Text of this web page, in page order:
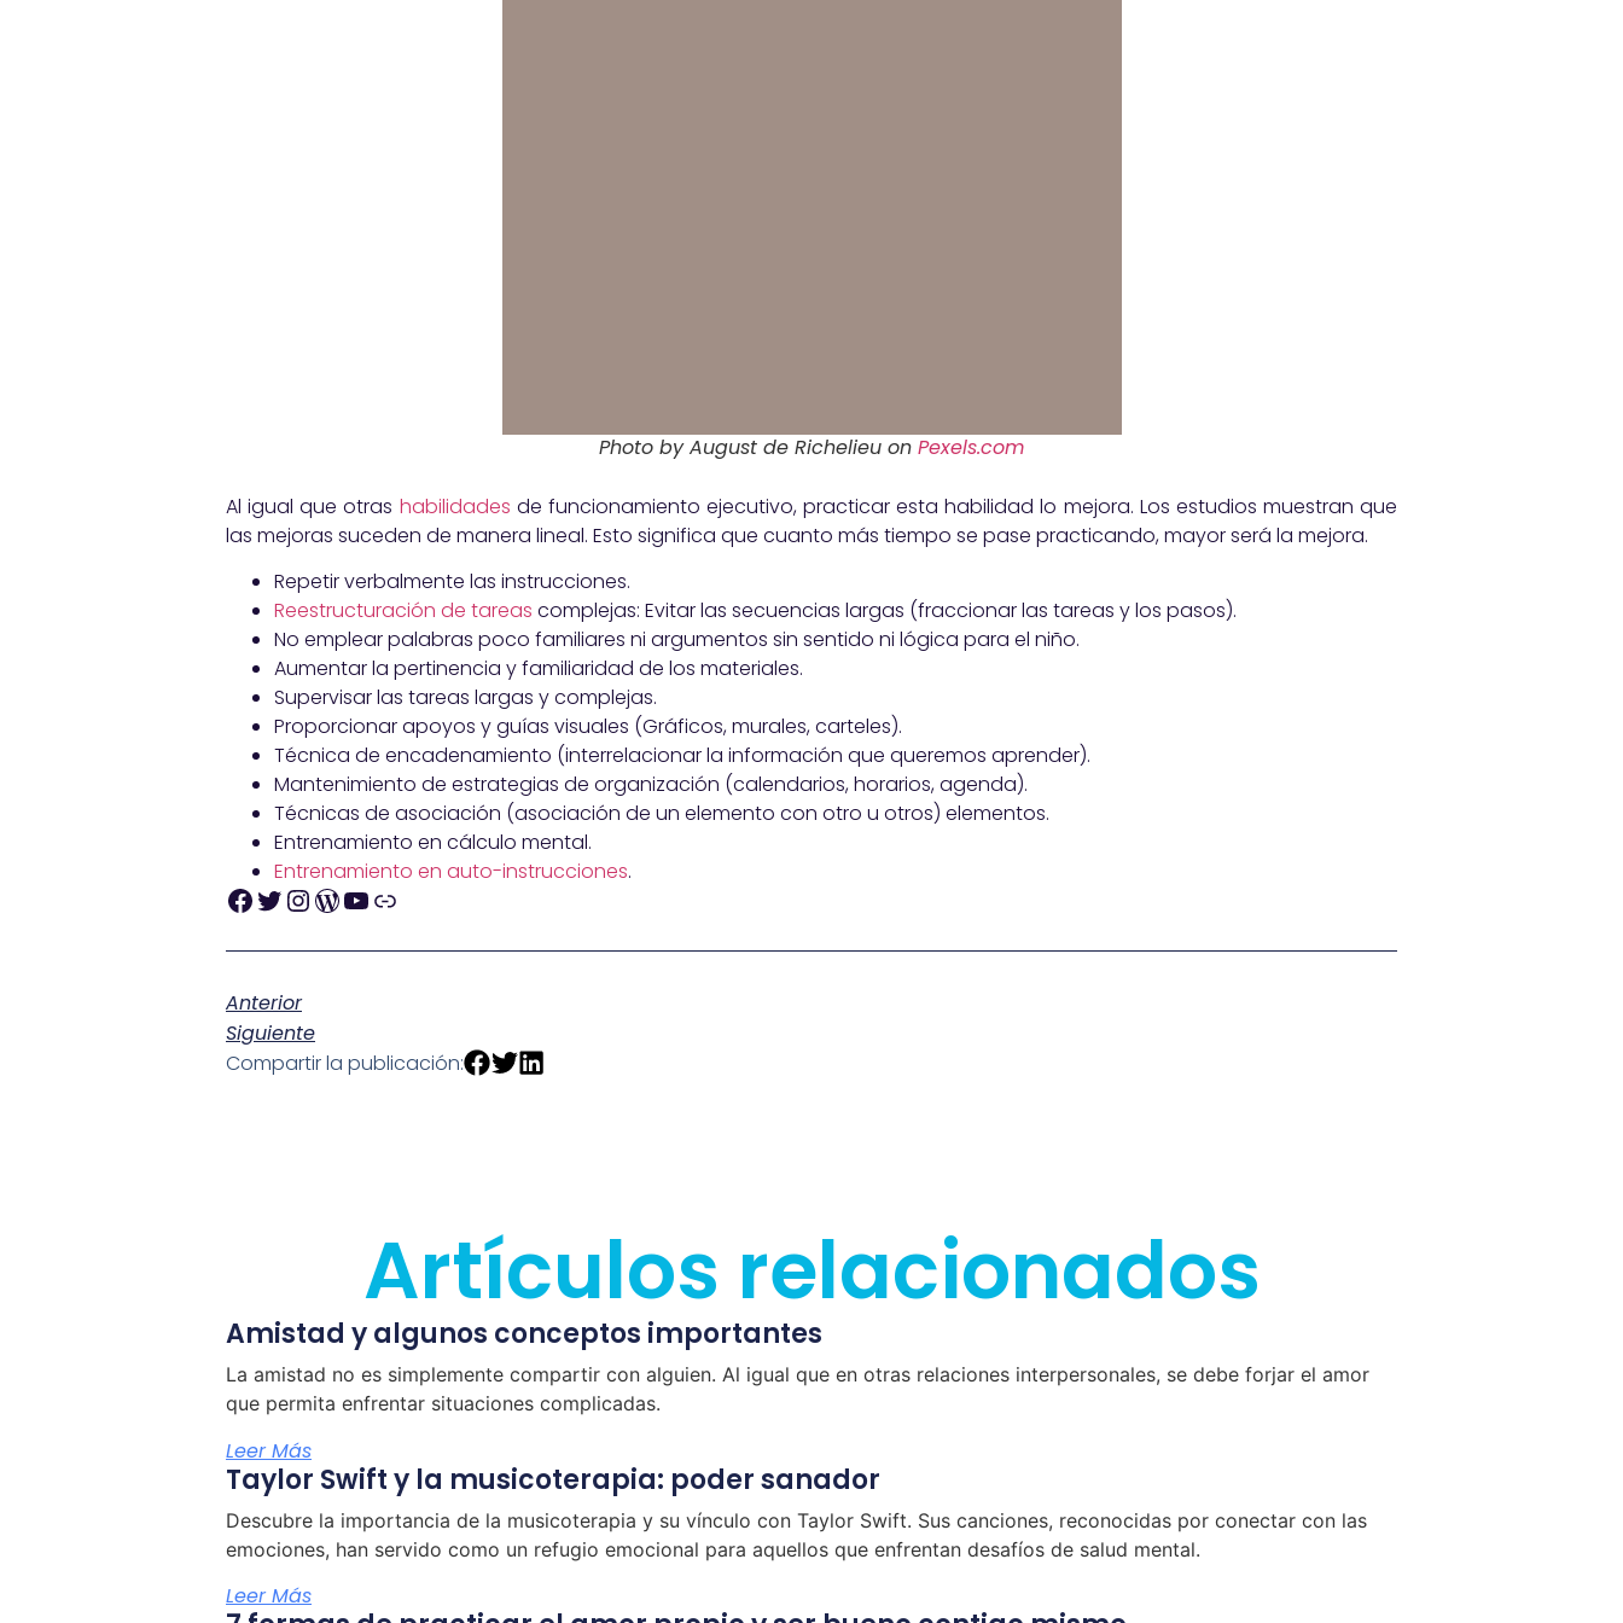
Photo by August de Richelieu on Pexels.com
Al igual que otras habilidades de funcionamiento ejecutivo, practicar esta habilidad lo mejora. Los estudios muestran que
las mejoras suceden de manera lineal. Esto significa que cuanto más tiempo se pase practicando, mayor será la mejora.
Repetir verbalmente las instrucciones.
Reestructuración de tareas complejas: Evitar las secuencias largas (fraccionar las tareas y los pasos).
No emplear palabras poco familiares ni argumentos sin sentido ni lógica para el niño.
Aumentar la pertinencia y familiaridad de los materiales.
Supervisar las tareas largas y complejas.
Proporcionar apoyos y guías visuales (Gráficos, murales, carteles).
Técnica de encadenamiento (interrelacionar la información que queremos aprender).
Mantenimiento de estrategias de organización (calendarios, horarios, agenda).
Técnicas de asociación (asociación de un elemento con otro u otros) elementos.
Entrenamiento en cálculo mental.
Entrenamiento en auto-instrucciones.
Anterior
Siguiente
Compartir la publicación:
Artículos relacionados
Amistad y algunos conceptos importantes
La amistad no es simplemente compartir con alguien. Al igual que en otras relaciones interpersonales, se debe forjar el amor
que permita enfrentar situaciones complicadas.
Leer Más
Taylor Swift y la musicoterapia: poder sanador
Descubre la importancia de la musicoterapia y su vínculo con Taylor Swift. Sus canciones, reconocidas por conectar con las
emociones, han servido como un refugio emocional para aquellos que enfrentan desafíos de salud mental.
Leer Más